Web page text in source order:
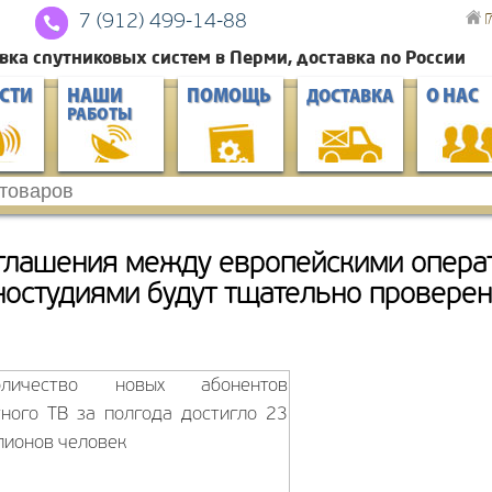
7 (912) 499-14-88
спутниковых систем в Перми, доставка по России
НАШИ
РАБОТЫ
ПОМОЩЬ ДОСТАВКА О НАС
между европейскими
будут тщательно